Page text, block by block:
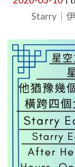
Starry｜